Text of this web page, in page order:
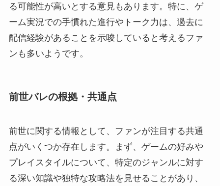
る可能性が高いとする意見もあります。特に、ゲ
ーム実況での手慣れた進行やトーク力は、過去に
配信経験があることを示唆していると考えるファ
ンも多いようです。
前世バレの根拠・共通点
前世に関する情報として、ファンが注目する共通
点がいくつか存在します。まず、ゲームの好みや
プレイスタイルについて、特定のジャンルに対す
る深い知識や独特な攻略法を見せることがあり、